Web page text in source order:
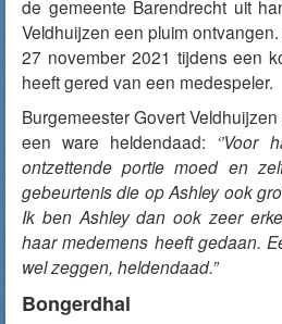
de gemeente Barendrecht uit
Veldhuijzen een pluim
27 november 2021 tijdens een
heeft gered van een medespeler.
Burgemeester Govert
een ware heldendaad: ‘’Voor
ontzettende portie moed en
gebeurtenis die op Ashley ook
Ik ben Ashley dan ook zeer
haar medemens heeft gedaan.
wel zeggen, heldendaad.”
Bongerdhal